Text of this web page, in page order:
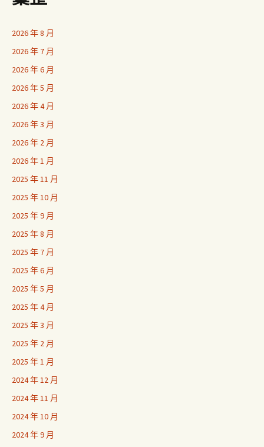
2026 年 8 月
2026 年 7 月
2026 年 6 月
2026 年 5 月
2026 年 4 月
2026 年 3 月
2026 年 2 月
2026 年 1 月
2025 年 11 月
2025 年 10 月
2025 年 9 月
2025 年 8 月
2025 年 7 月
2025 年 6 月
2025 年 5 月
2025 年 4 月
2025 年 3 月
2025 年 2 月
2025 年 1 月
2024 年 12 月
2024 年 11 月
2024 年 10 月
2024 年 9 月